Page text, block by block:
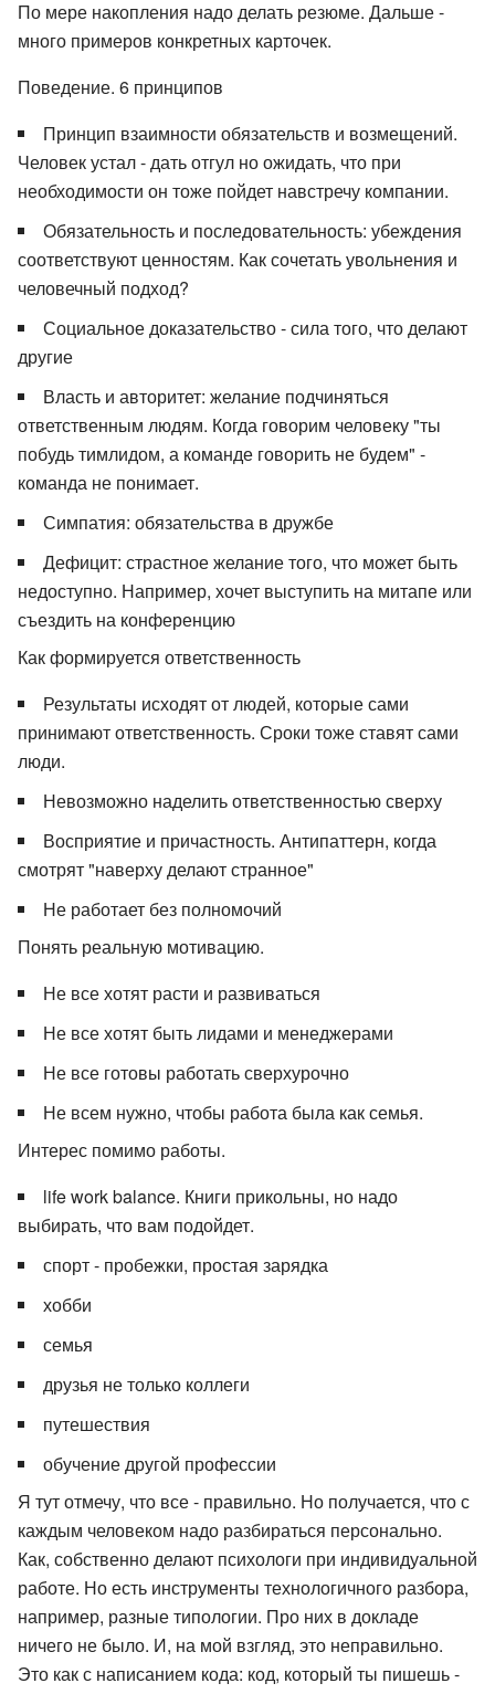
По мере накопления надо делать резюме. Дальше -
много примеров конкретных карточек.
Поведение. 6 принципов
Принцип взаимности обязательств и возмещений.
Человек устал - дать отгул но ожидать, что при
необходимости он тоже пойдет навстречу компании.
Обязательность и последовательность: убеждения
соответствуют ценностям. Как сочетать увольнения и
человечный подход?
Социальное доказательство - сила того, что делают
другие
Власть и авторитет: желание подчиняться
ответственным людям. Когда говорим человеку "ты
побудь тимлидом, а команде говорить не будем" -
команда не понимает.
Симпатия: обязательства в дружбе
Дефицит: страстное желание того, что может быть
недоступно. Например, хочет выступить на митапе или
съездить на конференцию
Как формируется ответственность
Результаты исходят от людей, которые сами
принимают ответственность. Сроки тоже ставят сами
люди.
Невозможно наделить ответственностью сверху
Восприятие и причастность. Антипаттерн, когда
смотрят "наверху делают странное"
Не работает без полномочий
Понять реальную мотивацию.
Не все хотят расти и развиваться
Не все хотят быть лидами и менеджерами
Не все готовы работать сверхурочно
Не всем нужно, чтобы работа была как семья.
Интерес помимо работы.
life work balance. Книги прикольны, но надо
выбирать, что вам подойдет.
спорт - пробежки, простая зарядка
хобби
семья
друзья не только коллеги
путешествия
обучение другой профессии
Я тут отмечу, что все - правильно. Но получается, что с
каждым человеком надо разбираться персонально.
Как, собственно делают психологи при индивидуальной
работе. Но есть инструменты технологичного разбора,
например, разные типологии. Про них в докладе
ничего не было. И, на мой взгляд, это неправильно.
Это как с написанием кода: код, который ты пишешь -